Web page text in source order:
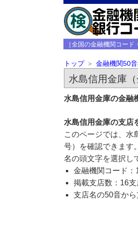
［全国の金融機関コー
トップ 金融機関50
水島信用金庫
水島信用金庫の金融
水島信用金庫の支店
このページでは、水
号）を確認できます
名の頭文字を選択し
金融機関コード：
掲載支店数：16支
支店名の50音か